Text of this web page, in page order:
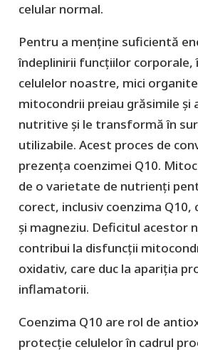
celular normal.
Pentru a menține suficientă
îndeplinirii funcțiilor corporale,
celulelor noastre, mici
mitocondrii preiau grăsimile și
nutritive și le transformă în
utilizabile. Acest proces de
prezența coenzimei Q10.
de o varietate de nutrienți
corect, inclusiv coenzima
și magneziu. Deficitul acestor
contribui la disfuncții
oxidativ, care duc la apariția
inflamatorii.
Coenzima Q10 are rol de
protecție celulelor în cadrul